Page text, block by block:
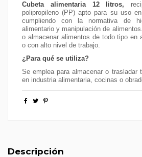
Cubeta alimentaria 12 litros,
polipropileno (PP) apto para su uso
cumpliendo con la normativa de
alimentario y manipulación de
o almacenar alimentos de todo tipo en
o con alto nivel de trabajo.
¿Para qué se utiliza?
Se emplea para almacenar o trasladar
en industria alimentaria, cocinas o
Descripción